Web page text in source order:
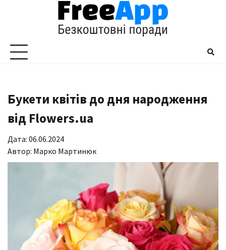
Букети квітів до дня народження
від Flowers.ua
Дата: 06.06.2024
Автор: Марко Мартинюк